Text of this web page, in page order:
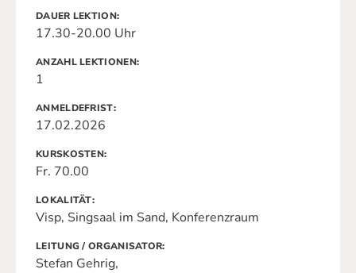
DAUER LEKTION
17.30-20.00 Uhr
ANZAHL LEKTIONEN
1
ANMELDEFRIST
17.02.2026
KURSKOSTEN
Fr. 70.00
LOKALITÄT
Visp, Singsaal im Sand, Konferenzraum
LEITUNG / ORGANISATOR
Stefan Gehrig,